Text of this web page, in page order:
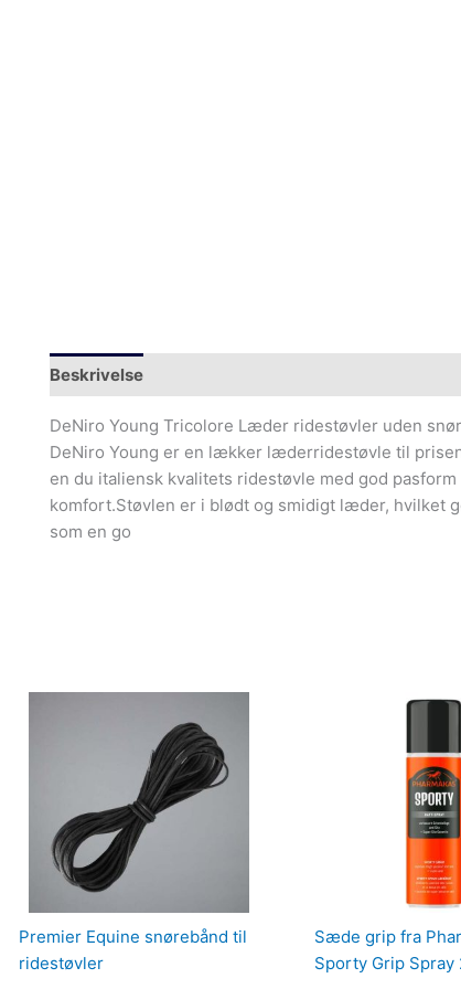
Beskrivelse
DeNiro Young Tricolore Læder ridestøvler uden
DeNiro Young er en lækker læderridestøvle til
en du italiensk kvalitets ridestøvle med god pasform
komfort.Støvlen er i blødt og smidigt læder, hvilket
som en go
Premier Equine snørebånd til
ridestøvler
Sæde grip fra
Sporty Grip Spray